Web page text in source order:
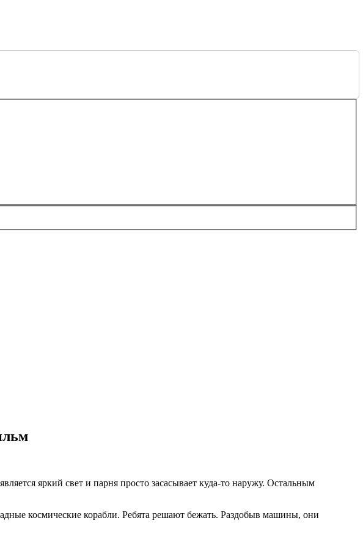
яркий свет и парня просто засасывает куда-то наружу. Остальным
космические корабли. Ребята решают бежать. Раздобыв машины, они